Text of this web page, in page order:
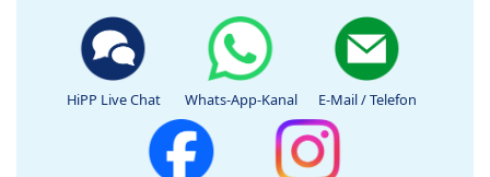
HiPP Live Chat Whats-App-Kanal E-Mail / Telefon